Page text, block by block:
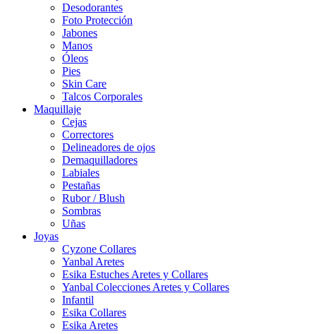
Desodorantes
Foto Protección
Jabones
Manos
Óleos
Pies
Skin Care
Talcos Corporales
Maquillaje
Cejas
Correctores
Delineadores de ojos
Demaquilladores
Labiales
Pestañas
Rubor / Blush
Sombras
Uñas
Joyas
Cyzone Collares
Yanbal Aretes
Esika Estuches Aretes y Collares
Yanbal Colecciones Aretes y Collares
Infantil
Esika Collares
Esika Aretes